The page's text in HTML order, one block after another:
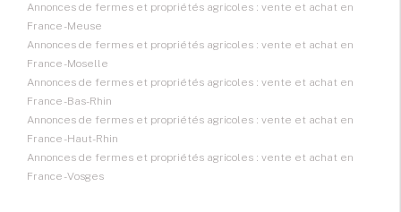
Annonces de fermes et propriétés agricoles : vente et achat en
France - Meuse
Annonces de fermes et propriétés agricoles : vente et achat en
France - Moselle
Annonces de fermes et propriétés agricoles : vente et achat en
France - Bas-Rhin
Annonces de fermes et propriétés agricoles : vente et achat en
France - Haut-Rhin
Annonces de fermes et propriétés agricoles : vente et achat en
France - Vosges